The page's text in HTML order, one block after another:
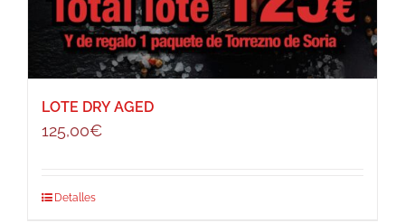
LOTE DRY AGED
125,00€
Detalles